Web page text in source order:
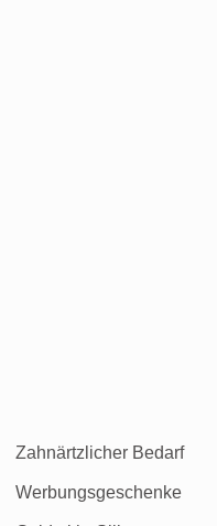
Zahnärtzlicher Bedarf
Werbungsgeschenke